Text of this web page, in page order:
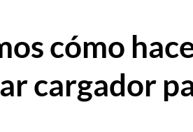
cómo
cargador